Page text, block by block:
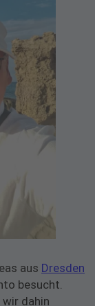
aus Dresden
besucht.
dahin